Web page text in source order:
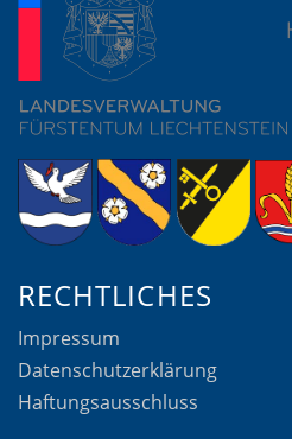
RECHTLICHES
Impressum
Datenschutzerklärung
Haftungsausschluss